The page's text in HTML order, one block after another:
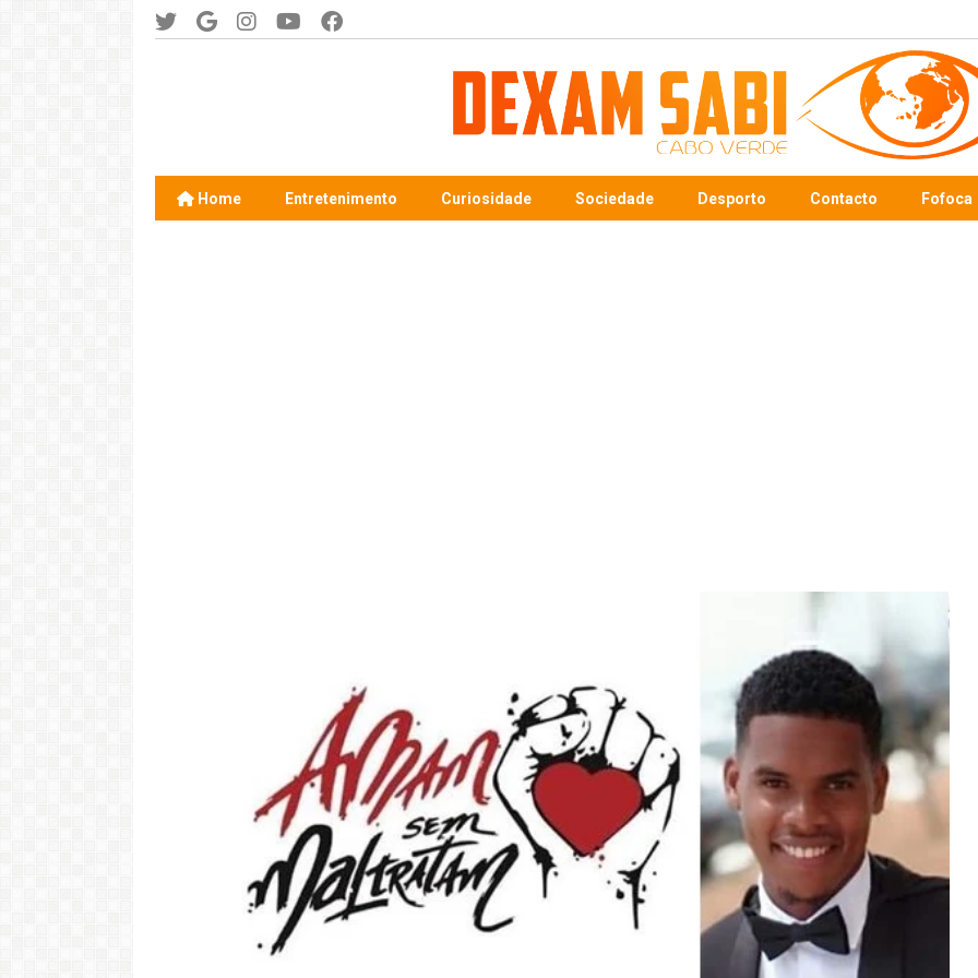
Home Entretenimento Curiosidade Sociedade Desporto Contacto Fofoca
Video: Caboverdiana konta
motivo ki fazel larga
Portugal pa volta pa Cabo
Verde
LER MAIS
"Com 16 anos fui para cama
com o Presidente "
LER MAIS